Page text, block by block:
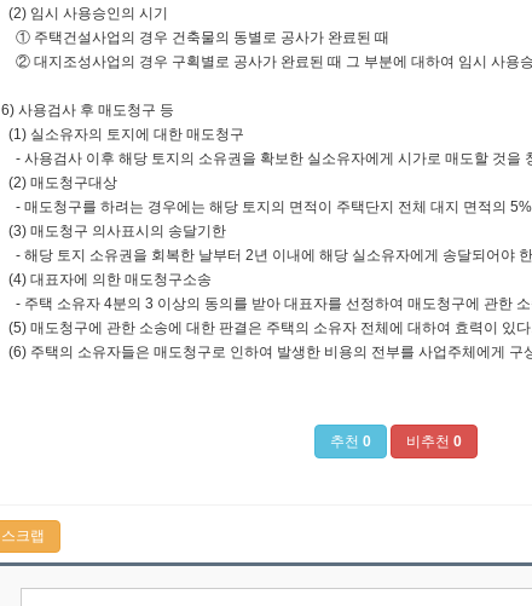
(2) 임시 사용승인의 시기
① 주택건설사업의 경우 건축물의 동별로 공사가 완료된 때
② 대지조성사업의 경우 구획별로 공사가 완료된 때 그 부분에 대하여 임시 사용
6) 사용검사 후 매도청구 등
(1) 실소유자의 토지에 대한 매도청구
- 사용검사 이후 해당 토지의 소유권을 확보한 실소유자에게 시가로 매도할 것을
(2) 매도청구대상
- 매도청구를 하려는 경우에는 해당 토지의 면적이 주택단지 전체 대지 면적의
(3) 매도청구 의사표시의 송달기한
- 해당 토지 소유권을 회복한 날부터 2년 이내에 해당 실소유자에게 송달되어야
(4) 대표자에 의한 매도청구소송
- 주택 소유자 4분의 3 이상의 동의를 받아 대표자를 선정하여 매도청구에 관한
(5) 매도청구에 관한 소송에 대한 판결은 주택의 소유자 전체에 대하여 효력이 있
(6) 주택의 소유자들은 매도청구로 인하여 발생한 비용의 전부를 사업주체에게 구
추천 0 비추천 0
스크랩